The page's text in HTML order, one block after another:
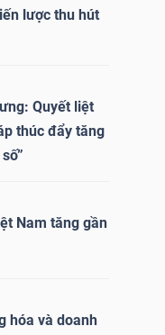
lược thu hút
Quyết liệt
thúc đẩy tăng
Nam tăng gần
hóa và doanh